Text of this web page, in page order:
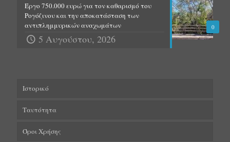
0
Έργο 750.000 ευρώ για τον καθαρισμό του
Ρογόζινου και την αποκατάσταση των
αντιπλημμυρικών αναχωμάτων
5 Αυγούστου, 2026
Ιστορικό
Ταυτότητα
Όροι Χρήσης